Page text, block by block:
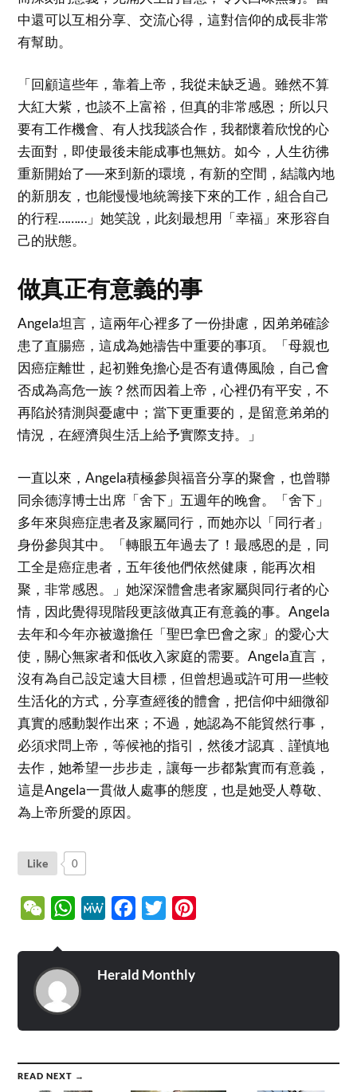
中還可以互相分享、交流心得，這對信仰的成長非常
有幫助。
「回顧這些年，靠着上帝，我從未缺乏過。雖然不算
大紅大紫，也談不上富裕，但真的非常感恩；所以只
要有工作機會、有人找我談合作，我都懷着欣悅的心
去面對，即使最後未能成事也無妨。如今，人生彷彿
重新開始了──來到新的環境，有新的空間，結識內地
的新朋友，也能慢慢地統籌接下來的工作，組合自己
的行程………」她笑說，此刻最想用「幸福」來形容自
己的狀態。
做真正有意義的事
Angela坦言，這兩年心裡多了一份掛慮，因弟弟確診
患了直腸癌，這成為她禱告中重要的事項。「母親也
因癌症離世，起初難免擔心是否有遺傳風險，自己會
否成為高危一族？然而因着上帝，心裡仍有平安，不
再陷於猜測與憂慮中；當下更重要的，是留意弟弟的
情況，在經濟與生活上給予實際支持。」
一直以來，Angela積極參與福音分享的聚會，也曾聯
同余德淳博士出席「舍下」五週年的晚會。「舍下」
多年來與癌症患者及家屬同行，而她亦以「同行者」
身份參與其中。「轉眼五年過去了！最感恩的是，同
工全是癌症患者，五年後他們依然健康，能再次相
聚，非常感恩。」她深深體會患者家屬與同行者的心
情，因此覺得現階段更該做真正有意義的事。Angela
去年和今年亦被邀擔任「聖巴拿巴會之家」的愛心大
使，關心無家者和低收入家庭的需要。Angela直言，
沒有為自己設定遠大目標，但曾想過或許可用一些較
生活化的方式，分享查經後的體會，把信仰中細微卻
真實的感動製作出來；不過，她認為不能貿然行事，
必須求問上帝，等候祂的指引，然後才認真﹑謹慎地
去作，她希望一步步走，讓每一步都紮實而有意義，
這是Angela一貫做人處事的態度，也是她受人尊敬、
為上帝所愛的原因。
Like 0
WeChatWhatsApp
MeWe Facebook
Twitter
Herald Monthly
READ NEXT →